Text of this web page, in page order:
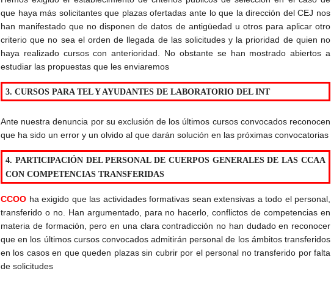
que haya más solicitantes que plazas ofertadas ante lo que la dirección del CEJ nos
han manifestado que no disponen de datos de antigüedad u otros para aplicar otro
criterio que no sea el orden de llegada de las solicitudes y la prioridad de quien no
haya realizado cursos con anterioridad. No obstante se han mostrado abiertos a
estudiar las propuestas que les enviaremos
3. CURSOS PARA TEL Y AYUDANTES DE LABORATORIO DEL INT
Ante nuestra denuncia por su exclusión de los últimos cursos convocados reconocen
que ha sido un error y un olvido al que darán solución en las próximas convocatorias
4. PARTICIPACIÓN DEL PERSONAL DE CUERPOS GENERALES DE LAS CCAA
CON COMPETENCIAS TRANSFERIDAS
CCOO ha exigido que las actividades formativas sean extensivas a todo el personal,
transferido o no. Han argumentado, para no hacerlo, conflictos de competencias en
materia de formación, pero en una clara contradicción no han dudado en reconocer
que en los últimos cursos convocados admitirán personal de los ámbitos transferidos
en los casos en que queden plazas sin cubrir por el personal no transferido por falta
de solicitudes